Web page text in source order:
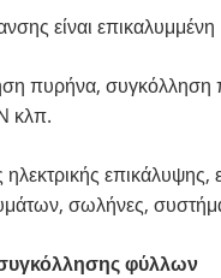
είναι επικαλυμμένη
πυρήνα,
κλπ.
σωλήνες,
συγκόλλησης φύλλων